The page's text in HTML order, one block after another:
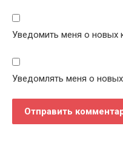
Уведомить меня о новых
Уведомлять меня о новых